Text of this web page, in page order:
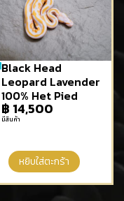
Black Head
Leopard Lavender
100% Het Pied
฿ 14,500
มีสินค้า
หยิบใส่ตะกร้า